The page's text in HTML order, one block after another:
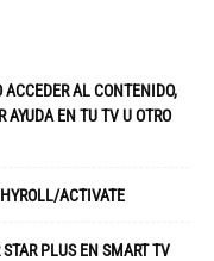
AL CONTENIDO,
AYUDA EN TU TV U OTRO
ACTIVATE
PLUS EN SMART TV